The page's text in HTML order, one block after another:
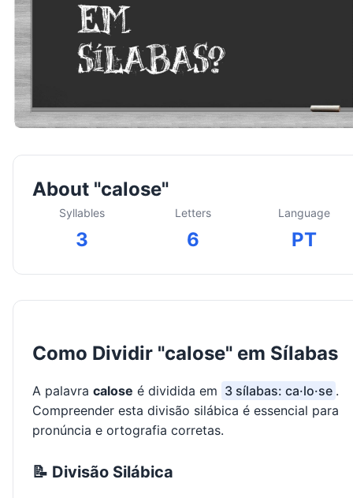
About "calose"
Syllables
3
Letters
6
Language
PT
Como Dividir "calose" em Sílabas
A palavra calose é dividida em 3 sílabas: ca·lo·se .
Compreender esta divisão silábica é essencial para
pronúncia e ortografia corretas.
📝 Divisão Silábica